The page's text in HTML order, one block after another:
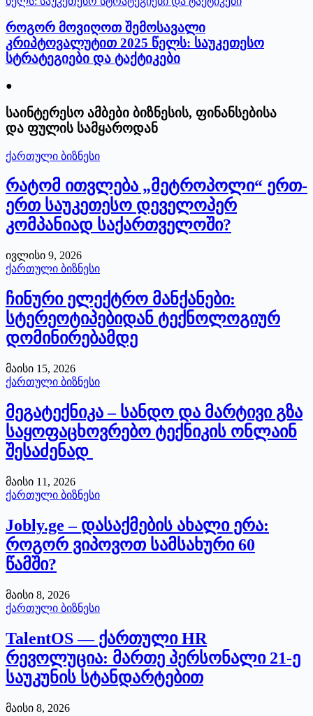
როგორ მოვიღოთ შემოსავალი
კრიპტოვალუტით 2025 წელს: საუკეთესო
სტრატეგიები და ტაქტიკები
●
საინტერესო ამბები ბიზნესის, ფინანსებისა
და ფულის სამყაროდან
ქართული ბიზნესი
რატომ ითვლება „მეტროპოლი“ ერთ-
ერთ საუკეთესო დეველოპერ
კომპანიად საქართველოში?
ივლისი 9, 2026
ქართული ბიზნესი
ჩინური ელექტრო მანქანები:
სტერეოტიპებიდან ტექნოლოგიურ
დომინირებამდე
მაისი 15, 2026
ქართული ბიზნესი
მეგატექნიკა – სანდო და მარტივი გზა
საყოფაცხოვრებო ტექნიკის ონლაინ
შესაძენად
მაისი 11, 2026
ქართული ბიზნესი
Jobly.ge – დასაქმების ახალი ერა:
როგორ ვიპოვოთ სამსახური 60
წამში?
მაისი 8, 2026
ქართული ბიზნესი
TalentOS — ქართული HR
რევოლუცია: მართე პერსონალი 21-ე
საუკუნის სტანდარტებით
მაისი 8, 2026